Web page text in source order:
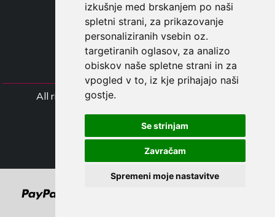
izkušnje med brskanjem po naši
spletni strani, za prikazovanje
personaliziranih vsebin oz.
targetiranih oglasov, za analizo
obiskov naše spletne strani in za
vpogled v to, iz kje prihajajo naši
gostje.
Se strinjam
Zavračam
Spremeni moje nastavitve
REGISTE
PRIJAVITE S
NAKUPOVALNA KOŠARIC
All rights Styliafoe s.r.l. © 2025 - Številka DD
Follow us